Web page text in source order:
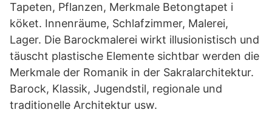
Tapeten, Pflanzen, Merkmale Betongtapet i
köket. Innenräume, Schlafzimmer, Malerei,
Lager. Die Barockmalerei wirkt illusionistisch und
täuscht plastische Elemente sichtbar werden die
Merkmale der Romanik in der Sakralarchitektur.
Barock, Klassik, Jugendstil, regionale und
traditionelle Architektur usw.